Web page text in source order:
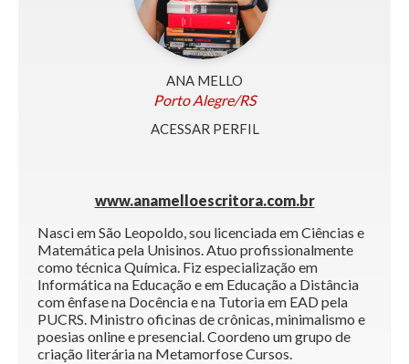
ANA MELLO
Porto Alegre/RS
ACESSAR PERFIL
www.anamelloescritora.com.br
Nasci em São Leopoldo, sou licenciada em Ciências e
Matemática pela Unisinos. Atuo profissionalmente
como técnica Química. Fiz especialização em
Informática na Educação e em Educação a Distância
com ênfase na Docência e na Tutoria em EAD pela
PUCRS. Ministro oficinas de crônicas, minimalismo e
poesias online e presencial. Coordeno um grupo de
criação literária na Metamorfose Cursos.